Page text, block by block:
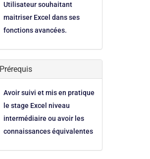
Utilisateur souhaitant
maitriser Excel dans ses
fonctions avancées.
Prérequis
Avoir suivi et mis en pratique
le stage Excel niveau
intermédiaire ou avoir les
connaissances équivalentes